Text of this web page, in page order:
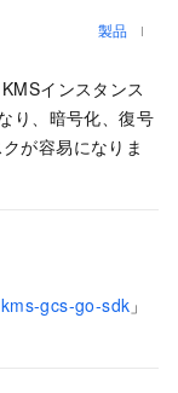
製品
インスタンス
り、暗号化、復号
が容易になりま
gcs-go-sdk 」